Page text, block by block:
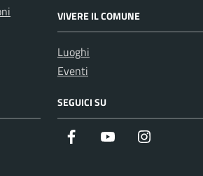
VIVERE IL COMUNE
Luoghi
Eventi
SEGUICI SU
Facebook Youtube